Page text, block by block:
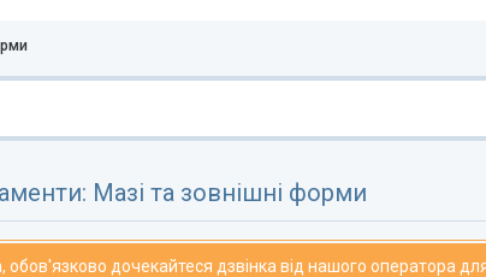
Мазі та зовнішні форми
обов'язково дочекайтеся дзвінка від нашого оператора